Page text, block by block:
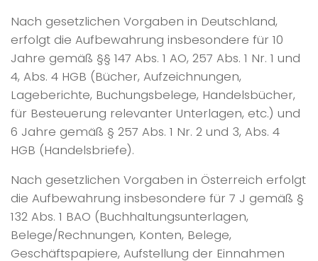
Nach gesetzlichen Vorgaben in Deutschland,
erfolgt die Aufbewahrung insbesondere für 10
Jahre gemäß §§ 147 Abs. 1 AO, 257 Abs. 1 Nr. 1 und
4, Abs. 4 HGB (Bücher, Aufzeichnungen,
Lageberichte, Buchungsbelege, Handelsbücher,
für Besteuerung relevanter Unterlagen, etc.) und
6 Jahre gemäß § 257 Abs. 1 Nr. 2 und 3, Abs. 4
HGB (Handelsbriefe).
Nach gesetzlichen Vorgaben in Österreich erfolgt
die Aufbewahrung insbesondere für 7 J gemäß §
132 Abs. 1 BAO (Buchhaltungsunterlagen,
Belege/Rechnungen, Konten, Belege,
Geschäftspapiere, Aufstellung der Einnahmen